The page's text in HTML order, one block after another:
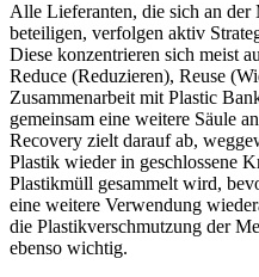
Alle Lieferanten, die sich an
beteiligen, verfolgen aktiv
Diese konzentrieren sich meist
Reduce (Reduzieren), Reuse
Zusammenarbeit mit Plastic
gemeinsam eine weitere Säule
Recovery zielt darauf ab,
Plastik wieder in geschlossene
Plastikmüll gesammelt wird,
eine weitere Verwendung
die Plastikverschmutzung der
ebenso wichtig.